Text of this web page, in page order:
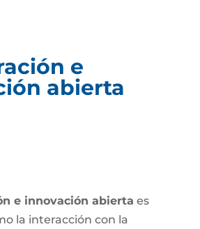
e
abierta
e innovación abierta es
la interacción con la